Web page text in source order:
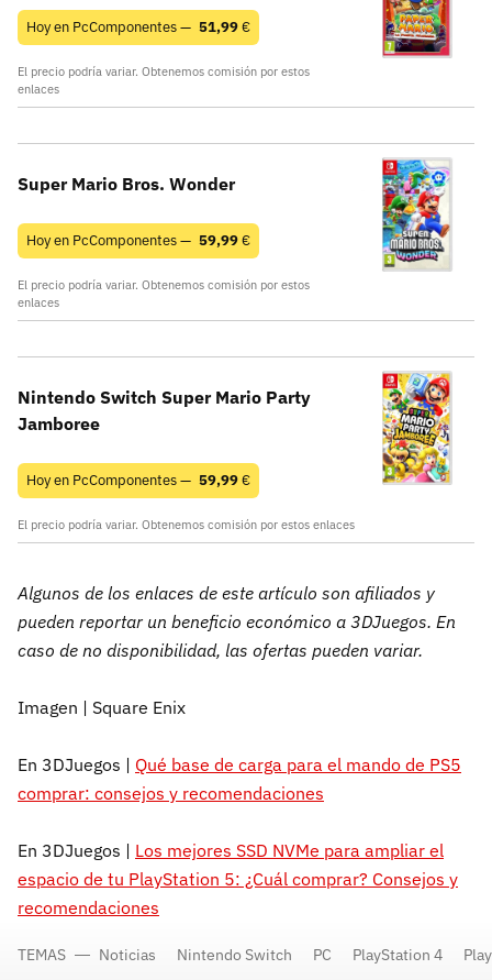
Hoy en PcComponentes — 51,99€
El precio podría variar. Obtenemos comisión por estos
enlaces
Super Mario Bros. Wonder
Hoy en PcComponentes — 59,99€
El precio podría variar. Obtenemos comisión por estos
enlaces
Nintendo Switch Super Mario Party
Jamboree
Hoy en PcComponentes — 59,99€
El precio podría variar. Obtenemos comisión por estos enlaces
Algunos de los enlaces de este artículo son afiliados y
pueden reportar un beneficio económico a 3DJuegos. En
caso de no disponibilidad, las ofertas pueden variar.
Imagen | Square Enix
En 3DJuegos | Qué base de carga para el mando de PS5
comprar: consejos y recomendaciones
En 3DJuegos | Los mejores SSD NVMe para ampliar el
espacio de tu PlayStation 5: ¿Cuál comprar? Consejos y
recomendaciones
TEMAS Noticias Nintendo Switch PC PlayStation 4